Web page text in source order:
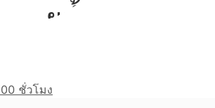
ด้วยน้ำมันหอม
ชั่วโมง